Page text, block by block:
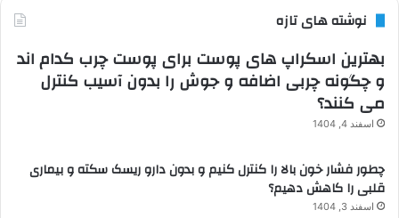
نوشته های تازه
بهترین اسکراپ های پوست برای پوست چرب کدام اند
و چگونه چربی اضافه و جوش را بدون آسیب کنترل
می کنند؟
اسفند 4, 1404
چطور فشار خون بالا را کنترل کنیم و بدون دارو ریسک سکته و بیماری
قلبی را کاهش دهیم؟
اسفند 3, 1404